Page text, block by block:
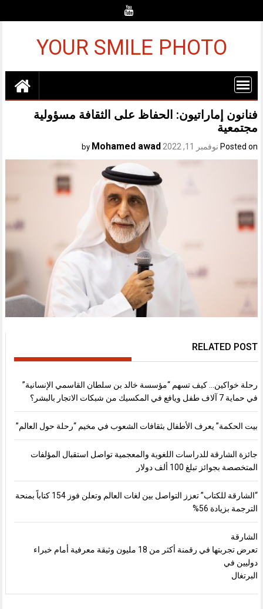
YOUR SMILE PHOTO
فنانون إماراتيون: الحفاظ على الثقافة مسؤولية
مجتمعية
Posted on نوفمبر 11, 2022 Mohamed awad
RELATED POST
رحلة خواكين… كيف تسهم “مؤسسة خالد بن سلطان القاسمي الإنسانية”
في حماية 7 آلاف طفل ويافع في المكسيك من شبكات الاتجار بالبشر؟
بيت الحكمة” يعرف الأطفال بثقافات الشعوب في مخيم “رحلة حول العالم”
جائزة الشارقة للدراسات اللغوية والمعجمية تواصل استقبال المؤلفات
المتخصصة بجوائز تبلغ 100 ألف دولار
“الشارقة للكتاب” تعزز التواصل بين لغات العالم وتعلن فوز 154 كتاباً بمنحة
الترجمة بزيادة 56%
الشارقة
تعرض تجربتها في رقمنة أكثر من 18 مليون وثيقة معرفية أمام خبراء
دوليين في
البرتغال